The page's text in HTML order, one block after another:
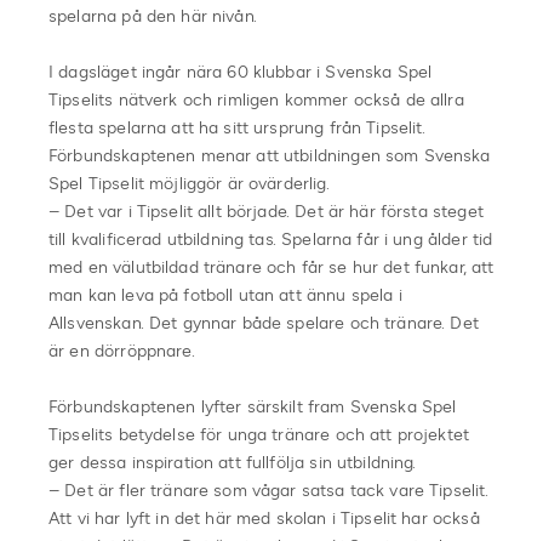
spelarna på den här nivån.
I dagsläget ingår nära 60 klubbar i Svenska Spel
Tipselits nätverk och rimligen kommer också de allra
flesta spelarna att ha sitt ursprung från Tipselit.
Förbundskaptenen menar att utbildningen som Svenska
Spel Tipselit möjliggör är ovärderlig.
– Det var i Tipselit allt började. Det är här första steget
till kvalificerad utbildning tas. Spelarna får i ung ålder tid
med en välutbildad tränare och får se hur det funkar, att
man kan leva på fotboll utan att ännu spela i
Allsvenskan. Det gynnar både spelare och tränare. Det
är en dörröppnare.
Förbundskaptenen lyfter särskilt fram Svenska Spel
Tipselits betydelse för unga tränare och att projektet
ger dessa inspiration att fullfölja sin utbildning.
– Det är fler tränare som vågar satsa tack vare Tipselit.
Att vi har lyft in det här med skolan i Tipselit har också